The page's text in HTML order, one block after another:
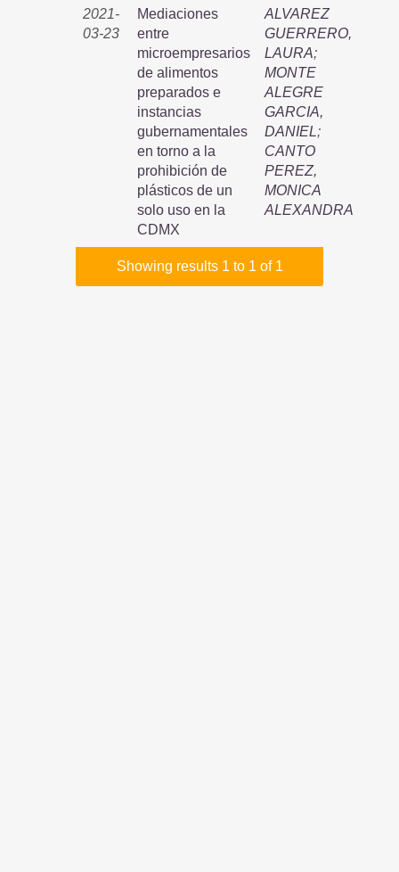
2021-
03-23
Mediaciones
entre
microempresarios
de alimentos
preparados e
instancias
gubernamentales
en torno a la
prohibición de
plásticos de un
solo uso en la
CDMX
ALVAREZ
GUERRERO,
LAURA;
MONTE
ALEGRE
GARCIA,
DANIEL;
CANTO
PEREZ,
MONICA
ALEXANDRA
Showing results 1 to 1 of 1